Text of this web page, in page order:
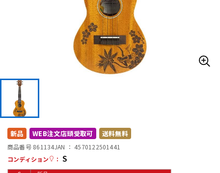
エフェクター
配信/ライブ機器
新品 WEB注文店頭受取可 送料無料
商品番号 861134JAN ： 4570122501441
コンディション
： S